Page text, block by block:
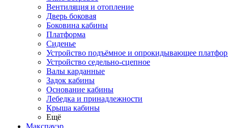
Вентиляция и отопление
Дверь боковая
Боковина кабины
Платформа
Сиденье
Устройство подъёмное и опрокидывающее
Устройство седельно-сцепное
Валы карданные
Задок кабины
Основание кабины
Лебедка и принадлежности
Крыша кабины
Ещё